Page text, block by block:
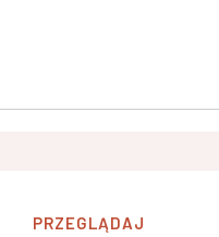
PRZEGLĄDAJ